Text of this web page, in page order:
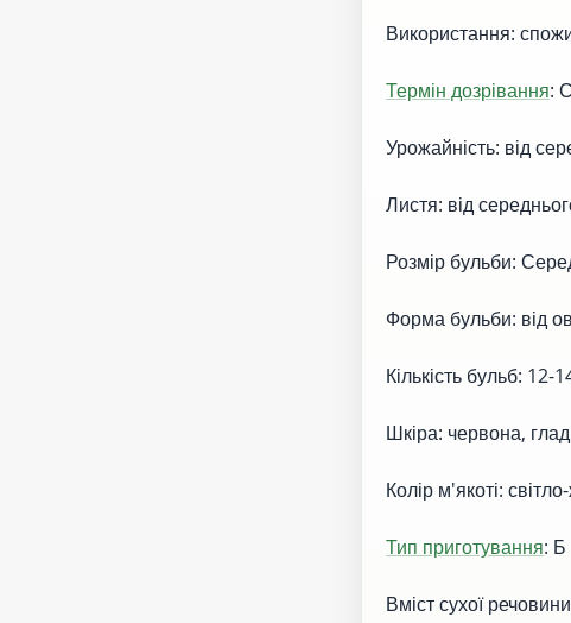
Використання:
Термін дозрівання:
Урожайність: від
Листя: від
Розмір бульби:
Форма бульби: від
Кількість бульб: 12-
Шкіра: червона,
Колір м'якоті:
Тип приготування: Б
Вміст сухої